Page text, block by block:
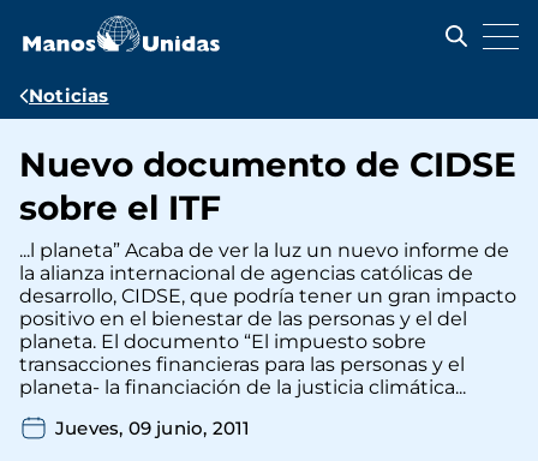
contenido
Ruta
navegación
Noticias
Nuevo documento de CIDSE
sobre el ITF
...l planeta” Acaba de ver la luz un nuevo informe de
la alianza internacional de agencias católicas de
desarrollo, CIDSE, que podría tener un gran impacto
positivo en el bienestar de las personas y el del
planeta. El documento “El impuesto sobre
transacciones financieras para las personas y el
planeta- la financiación de la justicia climática...
Jueves, 09 junio, 2011